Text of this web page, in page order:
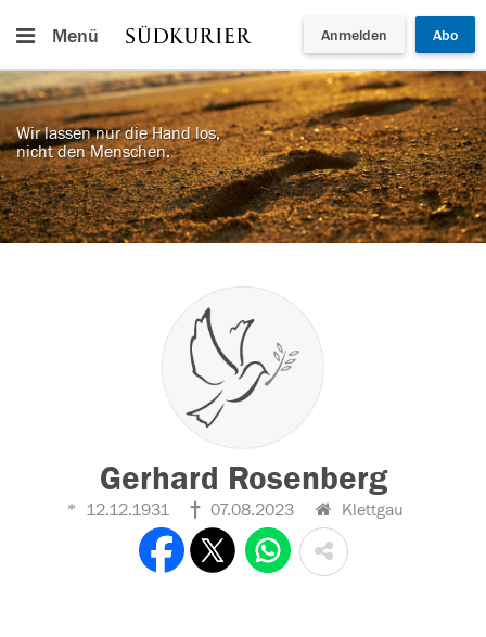
Menü Anmelden Abo
Wir lassen nur die Hand los,
nicht den Menschen.
Gerhard Rosenberg
12.12.1931 07.08.2023 Klettgau